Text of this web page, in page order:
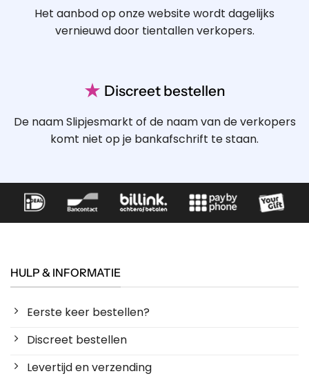
Het aanbod op onze website wordt dagelijks
vernieuwd door tientallen verkopers.
★ Discreet bestellen
De naam Slipjesmarkt of de naam van de verkopers
komt niet op je bankafschrift te staan.
HULP & INFORMATIE
Eerste keer bestellen?
Discreet bestellen
Levertijd en verzending